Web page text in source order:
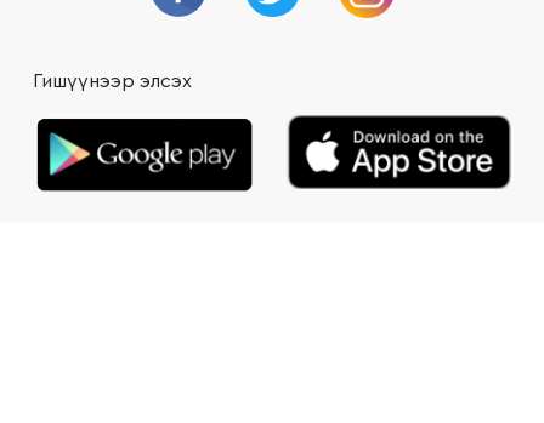
Гишүүнээр элсэх